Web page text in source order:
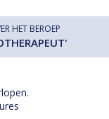
HET BEROEP